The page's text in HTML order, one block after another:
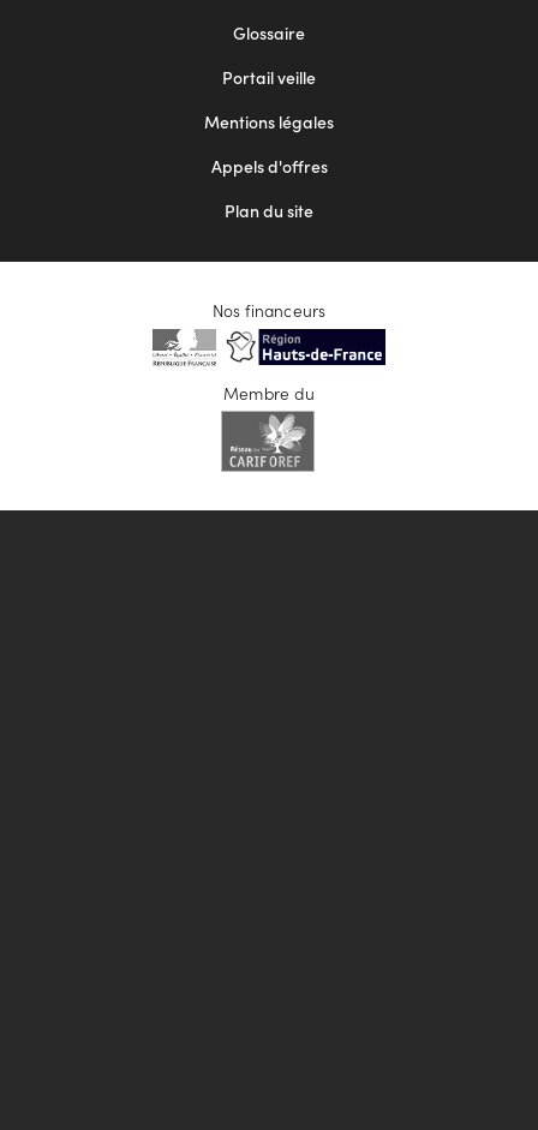
Glossaire
Portail veille
Mentions légales
Appels d'offres
Plan du site
Nos financeurs
Membre du